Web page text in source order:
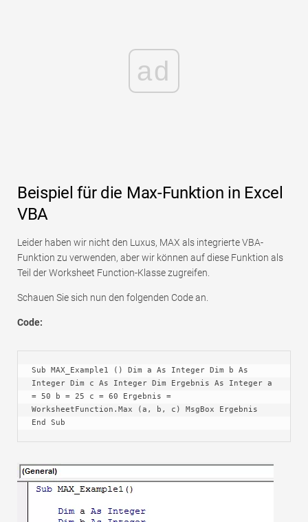
ad
Beispiel für die Max-Funktion in Excel
VBA
Leider haben wir nicht den Luxus, MAX als integrierte VBA-
Funktion zu verwenden, aber wir können auf diese Funktion als
Teil der Worksheet Function-Klasse zugreifen.
Schauen Sie sich nun den folgenden Code an.
Code:
Sub MAX_Example1 () Dim a As Integer Dim b As
Integer Dim c As Integer Dim Ergebnis As Integer a
= 50 b = 25 c = 60 Ergebnis =
WorksheetFunction.Max (a, b, c) MsgBox Ergebnis
End Sub